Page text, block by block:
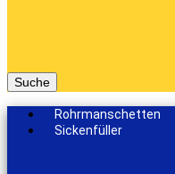
Suche
Rohrmanschetten
Sickenfüller